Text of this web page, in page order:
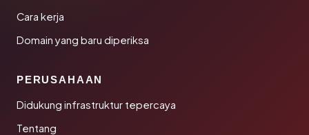
Cara kerja
Domain yang baru diperiksa
PERUSAHAAN
Didukung infrastruktur tepercaya
Tentang